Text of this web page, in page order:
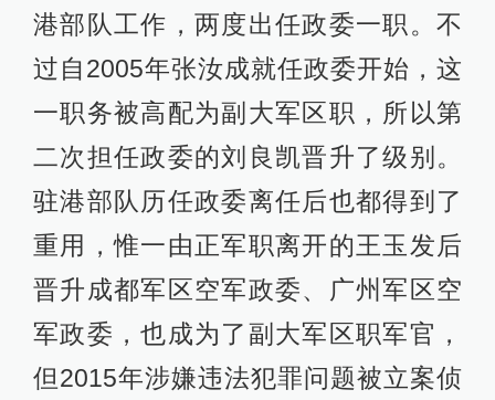
港部队工作，两度出任政委一职。不
过自2005年张汝成就任政委开始，这
一职务被高配为副大军区职，所以第
二次担任政委的刘良凯晋升了级别。
驻港部队历任政委离任后也都得到了
重用，惟一由正军职离开的王玉发后
晋升成都军区空军政委、广州军区空
军政委，也成为了副大军区职军官，
但2015年涉嫌违法犯罪问题被立案侦